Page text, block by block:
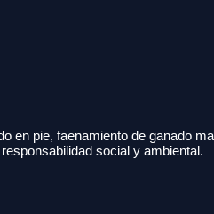
en pie, faenamiento de ganado
social y ambiental.